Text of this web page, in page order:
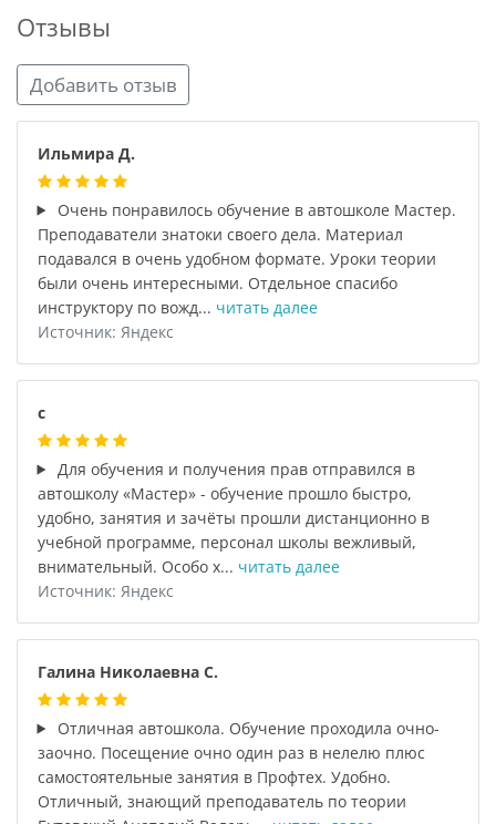
Отзывы
Добавить отзыв
Ильмира Д.
Очень понравилось обучение в автошколе Мастер.
Преподаватели знатоки своего дела. Материал
подавался в очень удобном формате. Уроки теории
были очень интересными. Отдельное спасибо
инструктору по вожд... читать далее
Источник: Яндекс
с
Для обучения и получения прав отправился в
автошколу «Мастер» - обучение прошло быстро,
удобно, занятия и зачёты прошли дистанционно в
учебной программе, персонал школы вежливый,
внимательный. Особо х... читать далее
Источник: Яндекс
Галина Николаевна С.
Отличная автошкола. Обучение проходила очно-
заочно. Посещение очно один раз в нелелю плюс
самостоятельные занятия в Профтех. Удобно.
Отличный, знающий преподаватель по теории